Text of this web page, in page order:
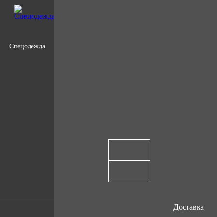
Спецодежда
Доставка